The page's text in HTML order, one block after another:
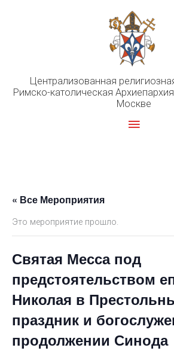
Централизованная
Римско-католическая
Москве
Главное
« Все Мероприятия
Это мероприятие прошло.
Святая Месса под
предстоятельством
Николая в
праздник и
продолжении Синода